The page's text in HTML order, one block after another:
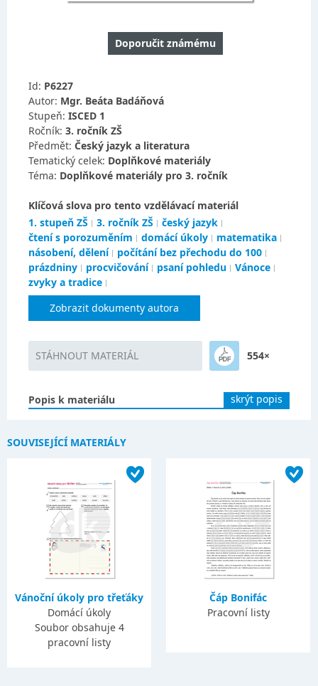
Doporučit známému
Id: P6227
Autor: Mgr. Beáta Badáňová
Stupeň: ISCED 1
Ročník: 3. ročník ZŠ
Předmět: Český jazyk a literatura
Tematický celek: Doplňkové materiály
Téma: Doplňkové materiály pro 3. ročník
Klíčová slova pro tento vzdělávací materiál
1. stupeň ZŠ
3. ročník ZŠ
český jazyk
čtení s porozuměním
domácí úkoly
matematika
násobení, dělení
počítání bez přechodu do 100
prázdniny
procvičování psaní pohledu
Vánoce
zvyky a tradice
Zobrazit dokumenty autora
STÁHNOUT MATERIÁL 554×
Popis k materiálu skrýt popis
SOUVISEJÍCÍ MATERIÁLY
Vánoční úkoly pro třeťáky
Domácí úkoly
Soubor obsahuje 4
pracovní listy
Čáp Bonifác
Pracovní listy